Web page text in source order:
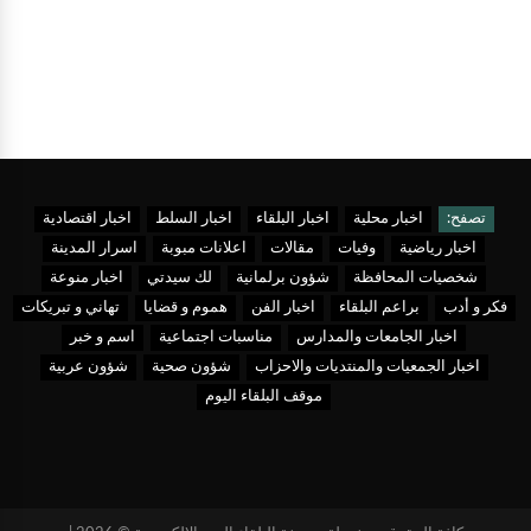
تصفح: اخبار محلية اخبار البلقاء اخبار السلط
اخبار اقتصادية
اخبار رياضية
وفيات مقالات اعلانات مبوبة
اسرار المدينة
شخصيات المحافظة
شؤون برلمانية لك سيدتي
اخبار منوعة
فكر و أدب
براعم البلقاء اخبار الفن هموم و قضايا
تهاني و تبريكات
اخبار الجامعات والمدارس
مناسبات اجتماعية
اسم و خبر
اخبار الجمعيات والمنتديات والاحزاب
شؤون صحية
شؤون عربية
موقف البلقاء اليوم